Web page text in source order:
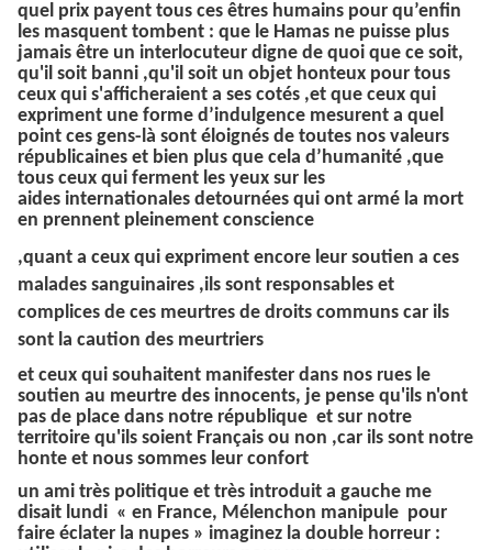
quel prix payent tous ces êtres humains pour qu’enfin
les masquent tombent : que le Hamas ne puisse plus
jamais être un interlocuteur digne de quoi que ce soit,
qu'il soit banni ,qu'il soit un objet honteux pour tous
ceux qui s'afficheraient a ses cotés ,et que ceux qui
expriment une forme d’indulgence mesurent a quel
point ces gens-là sont éloignés de toutes nos valeurs
républicaines et bien plus que cela d’humanité ,que
tous ceux qui ferment les yeux sur les
aides internationales detournées qui ont armé la mort
en prennent pleinement conscience
,quant a ceux qui expriment encore leur soutien a ces
malades sanguinaires ,ils sont responsables et
complices de ces meurtres de droits communs car ils
sont la caution des meurtriers
et ceux qui souhaitent manifester dans nos rues le
soutien au meurtre des innocents, je pense qu'ils n'ont
pas de place dans notre république et sur notre
territoire qu'ils soient Français ou non ,car ils sont notre
honte et nous sommes leur confort
un ami très politique et très introduit a gauche me
disait lundi « en France, Mélenchon manipule pour
faire éclater la nupes » imaginez la double horreur :